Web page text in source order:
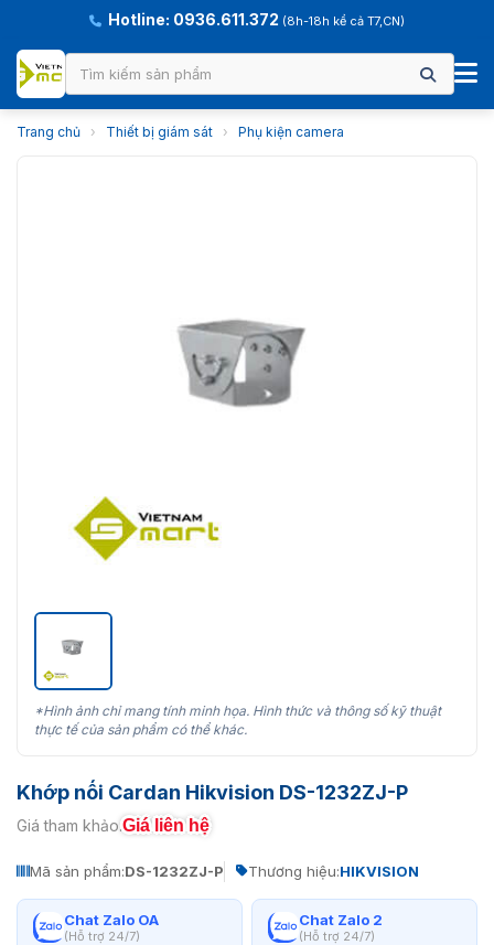
Hotline: 0936.611.372 (8h-18h kể cả T7,CN)
Trang chủ › Thiết bị giám sát › Phụ kiện camera
*Hình ảnh chỉ mang tính minh họa. Hình thức và thông số kỹ thuật
thực tế của sản phẩm có thể khác.
Khớp nối Cardan Hikvision DS-1232ZJ-P
Giá tham khảo:Giá liên hệ
Mã sản phẩm:DS-1232ZJ-P Thương hiệu:HIKVISION
Chat Zalo OA
(Hỗ trợ 24/7)
Chat Zalo 2
(Hỗ trợ 24/7)